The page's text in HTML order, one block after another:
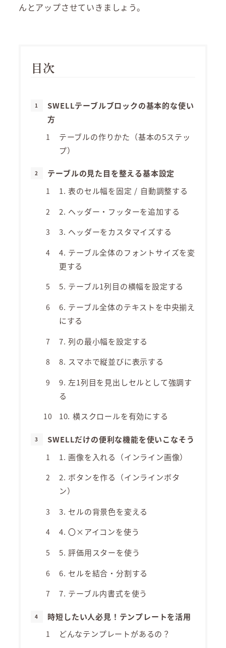
んとアップさせていきましょう。
目次
SWELLテーブルブロックの基本的な使い
方
テーブルの作りかた（基本の5ステッ
プ）
テーブルの見た目を整える基本設定
1. 表のセル幅を固定 / 自動調整する
2. ヘッダー・フッターを追加する
3. ヘッダーをカスタマイズする
4. テーブル全体のフォントサイズを変
更する
5. テーブル1列目の横幅を設定する
6. テーブル全体のテキストを中央揃え
にする
7. 列の最小幅を設定する
8. スマホで縦並びに表示する
9. 左1列目を見出しセルとして強調す
る
10. 横スクロールを有効にする
SWELLだけの便利な機能を使いこなそう
1. 画像を入れる（インライン画像）
2. ボタンを作る（インラインボタ
ン）
3. セルの背景色を変える
4. 〇×アイコンを使う
5. 評価用スターを使う
6. セルを結合・分割する
7. テーブル内書式を使う
時短したい人必見！テンプレートを活用
どんなテンプレートがあるの？